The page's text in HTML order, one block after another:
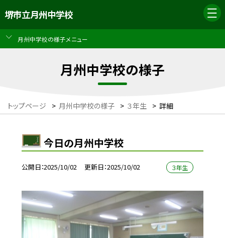
堺市立月州中学校
月州中学校の様子メニュー
月州中学校の様子
トップページ > 月州中学校の様子 > ３年生 > 詳細
今日の月州中学校
公開日 2025/10/02 更新日 2025/10/02 ３年生